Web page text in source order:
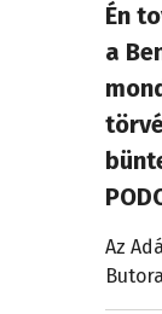
Én
a
Az